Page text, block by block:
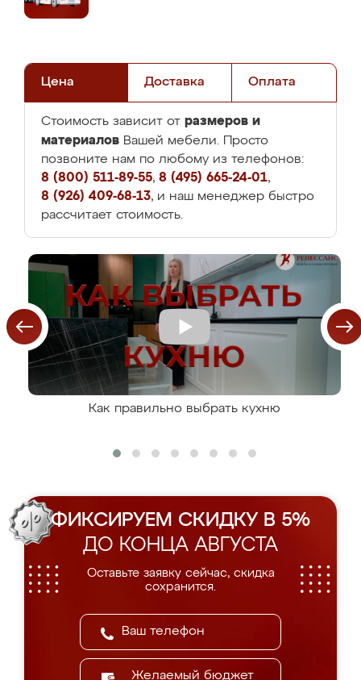
Цена Доставка Оплата
Стоимость зависит от размеров и
материалов Вашей мебели. Просто
позвоните нам по любому из телефонов:
8 (800) 511-89-55, 8 (495) 665-24-01,
8 (926) 409-68-13, и наш менеджер быстро
рассчитает стоимость.
Как правильно выбрать кухню
ФИКСИРУЕМ СКИДКУ В 5%
ДО КОНЦА АВГУСТА
Оставьте заявку сейчас, скидка
сохранится.
Желаемый бюджет